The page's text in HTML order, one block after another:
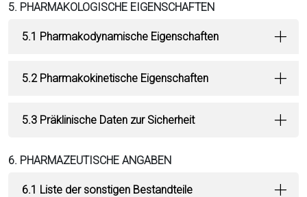
5. PHARMAKOLOGISCHE EIGENSCHAFTEN
5.1 Pharmakodynamische Eigenschaften
5.2 Pharmakokinetische Eigenschaften
5.3 Präklinische Daten zur Sicherheit
6. PHARMAZEUTISCHE ANGABEN
6.1 Liste der sonstigen Bestandteile